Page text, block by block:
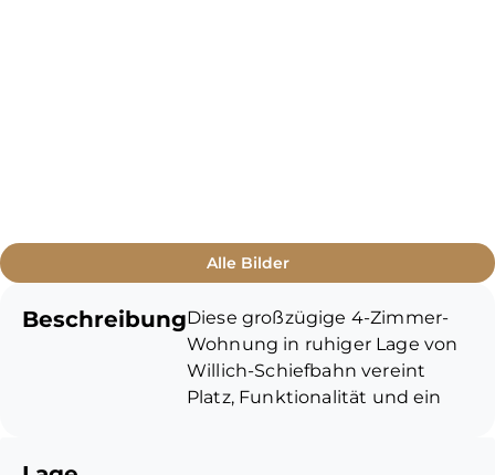
Alle Bilder
BeschreibungDiese großzügige 4-Zimmer-
Wohnung in ruhiger Lage von
Willich-Schiefbahn vereint
Platz, Funktionalität und ein